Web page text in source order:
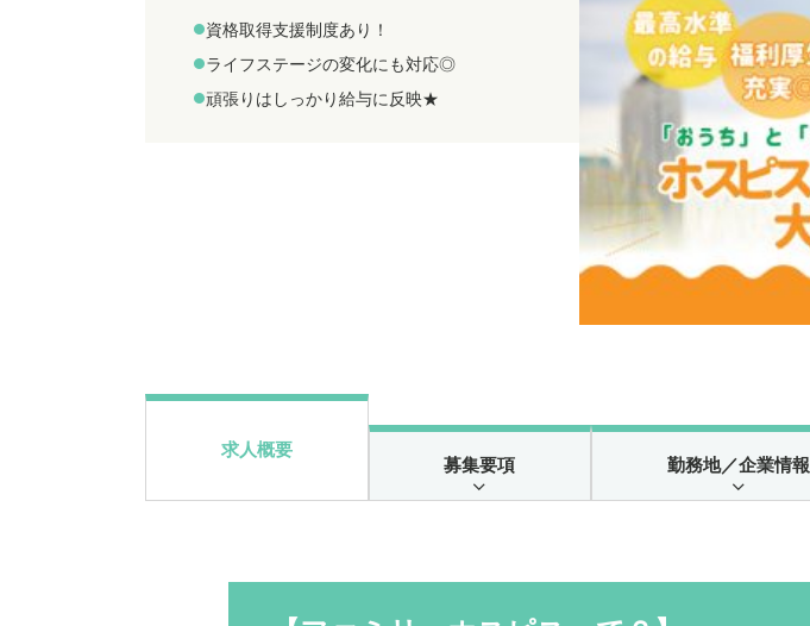
資格取得支援制度あり！
ライフステージの変化にも対応◎
頑張りはしっかり給与に反映★
求人概要
募集要項 勤務地／企業情報